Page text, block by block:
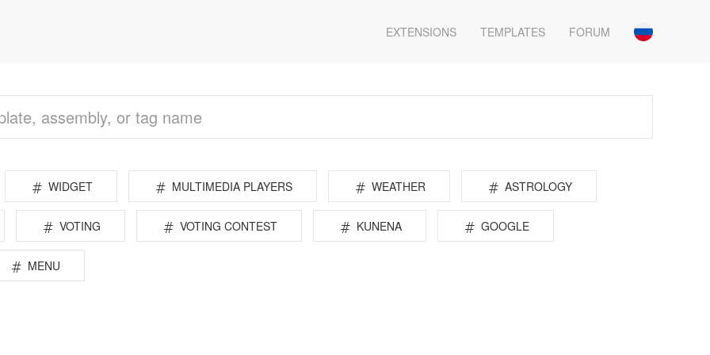
EXTENSIONS TEMPLATES FORUM
WIDGET MULTIMEDIA PLAYERS WEATHER ASTROLOGY
VOTING VOTING CONTEST KUNENA GOOGLE
MENU